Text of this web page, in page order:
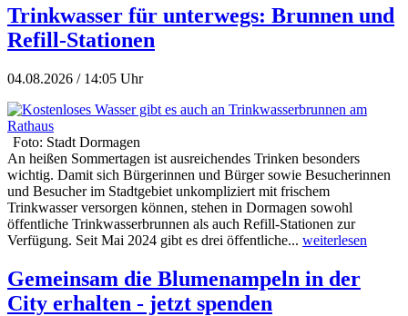
Trinkwasser für unterwegs: Brunnen und
Refill-Stationen
04.08.2026 / 14:05 Uhr
Foto: Stadt Dormagen
An heißen Sommertagen ist ausreichendes Trinken besonders
wichtig. Damit sich Bürgerinnen und Bürger sowie Besucherinnen
und Besucher im Stadtgebiet unkompliziert mit frischem
Trinkwasser versorgen können, stehen in Dormagen sowohl
öffentliche Trinkwasserbrunnen als auch Refill-Stationen zur
Verfügung. Seit Mai 2024 gibt es drei öffentliche... weiterlesen
Gemeinsam die Blumenampeln in der
City erhalten - jetzt spenden